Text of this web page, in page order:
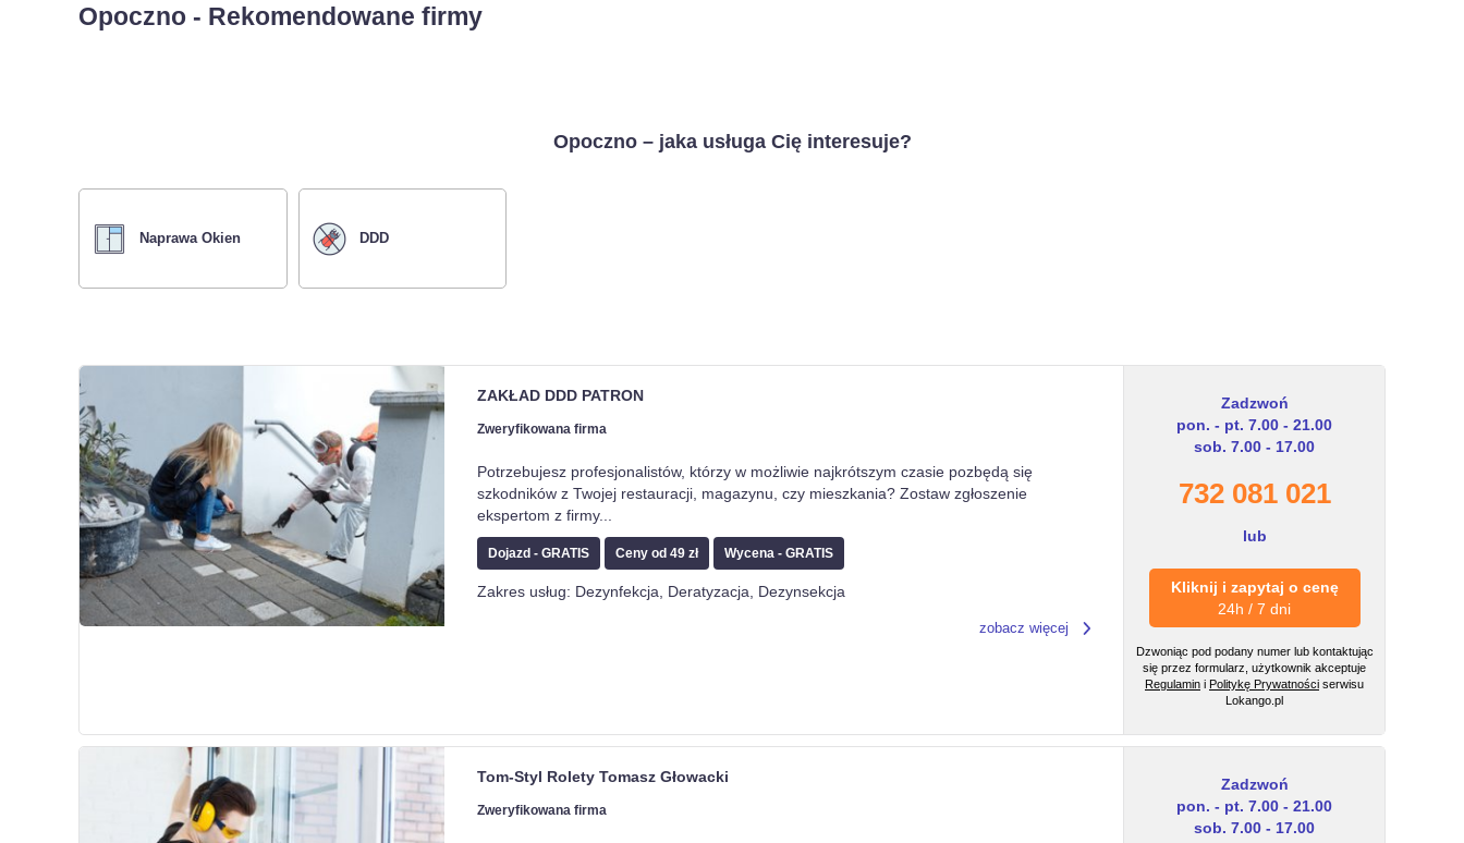
Opoczno - Rekomendowane firmy
Opoczno – jaka usługa Cię interesuje?
Naprawa Okien DDD
ZAKŁAD DDD PATRON
Zweryfikowana firma
Potrzebujesz profesjonalistów, którzy w możliwie najkrótszym czasie pozbędą się
szkodników z Twojej restauracji, magazynu, czy mieszkania? Zostaw zgłoszenie
ekspertom z firmy...
Dojazd - GRATIS Ceny od 49 zł Wycena - GRATIS
Zakres usług: Dezynfekcja, Deratyzacja, Dezynsekcja
zobacz więcej
Zadzwoń
pon. - pt. 7.00 - 21.00
sob. 7.00 - 17.00
732 081 021
lub
Kliknij i zapytaj o cenę
24h / 7 dni
Dzwoniąc pod podany numer lub kontaktując
się przez formularz, użytkownik akceptuje
Regulamin i Politykę Prywatności serwisu
Lokango.pl
Tom-Styl Rolety Tomasz Głowacki
Zweryfikowana firma
Zadzwoń
pon. - pt. 7.00 - 21.00
sob. 7.00 - 17.00